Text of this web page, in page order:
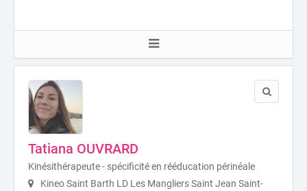
Tatiana OUVRARD
Kinésithérapeute - spécificité en rééducation périnéale
Kineo Saint Barth LD Les Mangliers Saint Jean Saint-